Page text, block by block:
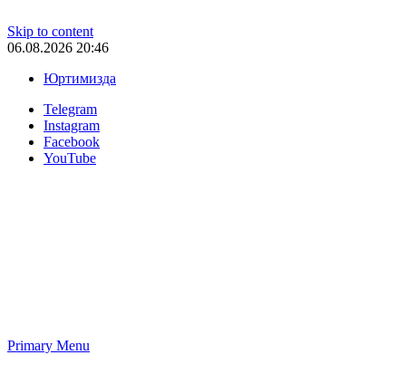
Skip to content
06.08.2026 20:46
Юртимизда
Telegram
Instagram
Facebook
YouTube
Primary Menu